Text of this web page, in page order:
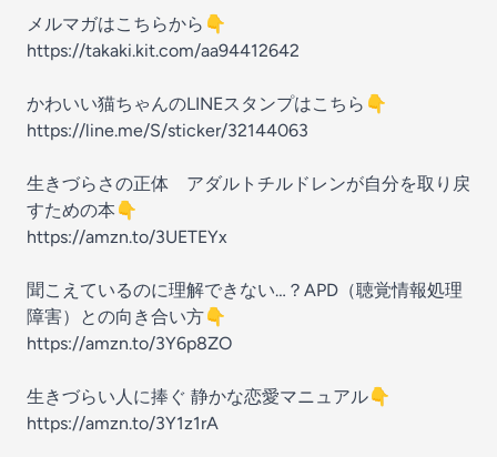
メルマガはこちらから👇
https://takaki.kit.com/aa94412642
かわいい猫ちゃんのLINEスタンプはこちら👇
https://line.me/S/sticker/32144063
生きづらさの正体 アダルトチルドレンが自分を取り戻
すための本👇
https://amzn.to/3UETEYx
聞こえているのに理解できない…？APD（聴覚情報処理
障害）との向き合い方👇
https://amzn.to/3Y6p8ZO
生きづらい人に捧ぐ 静かな恋愛マニュアル👇
https://amzn.to/3Y1z1rA